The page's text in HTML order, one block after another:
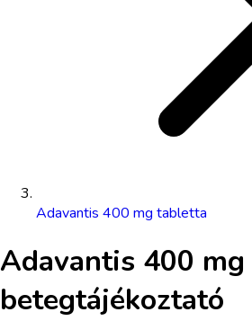
Adavantis 400 mg tabletta
Adavantis 400
betegtájékoztató